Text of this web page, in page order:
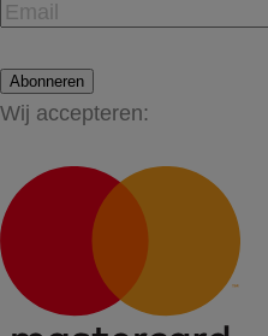
Abonneren
Wij accepteren: